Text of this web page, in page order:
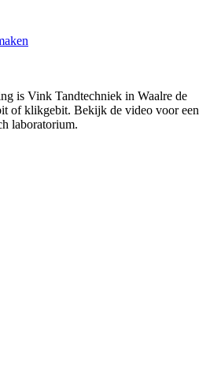
is Vink Tandtechniek in Waalre de
of klikgebit. Bekijk de video voor een
laboratorium.